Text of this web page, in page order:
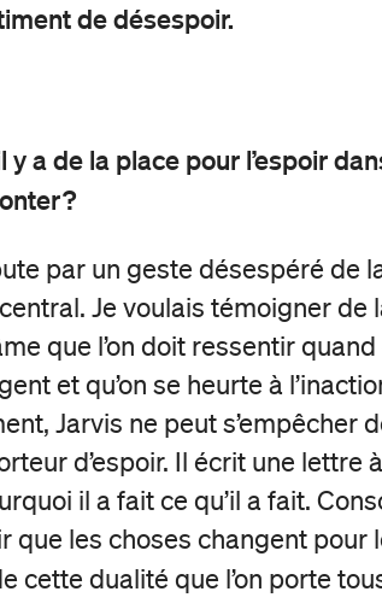
de désespoir.
y a de la place pour l’espoir
?
par un geste désespéré de
Je voulais témoigner de
que l’on doit ressentir
et qu’on se heurte à
Jarvis ne peut s’empêcher
d’espoir. Il écrit une lettre
il a fait ce qu’il a fait.
que les choses changent pour
cette dualité que l’on porte